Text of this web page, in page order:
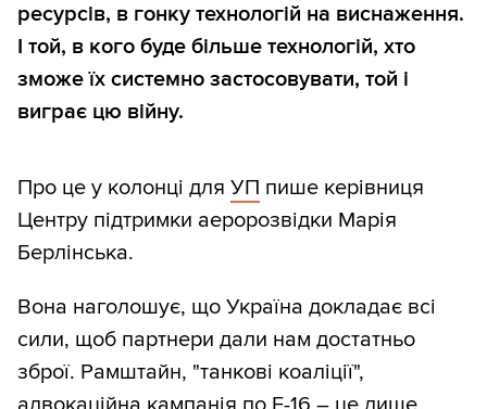
ресурсів, в гонку технологій на виснаження.
І той, в кого буде більше технологій, хто
зможе їх системно застосовувати, той і
виграє цю війну.
Про це у колонці для УП пише керівниця
Центру підтримки аеророзвідки Марія
Берлінська.
Вона наголошує, що Україна докладає всі
сили, щоб партнери дали нам достатньо
зброї. Рамштайн, "танкові коаліції",